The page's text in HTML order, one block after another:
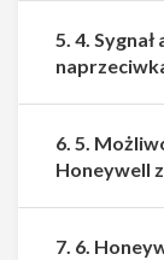
5. 4.
6. 5.
Honeywell
7. 6.